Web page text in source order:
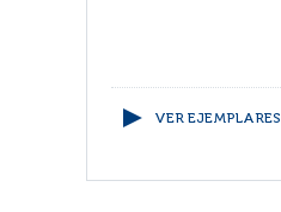
VER EJEMPLARES